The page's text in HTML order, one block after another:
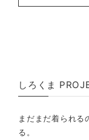
しろくま
まだまだ着られる
る。